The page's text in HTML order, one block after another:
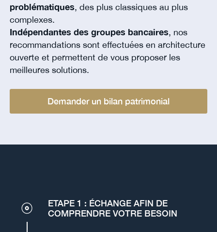
problématiques, des plus classiques au plus
complexes.
Indépendantes des groupes bancaires, nos
recommandations sont effectuées en architecture
ouverte et permettent de vous proposer les
meilleures solutions.
Demander un bilan patrimonial
ETAPE 1 : ÉCHANGE AFIN DE
COMPRENDRE VOTRE BESOIN